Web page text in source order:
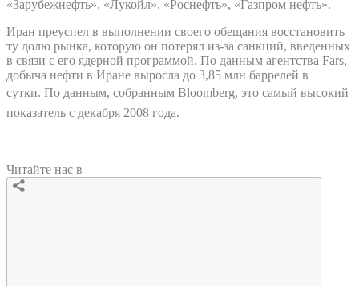
«Зарубежнефть», «Лукойл», «Роснефть», «Газпром нефть».
Иран преуспел в выполнении своего обещания восстановить
ту долю рынка, которую он потерял из-за санкций, введенных
в связи с его ядерной программой. По данным агентства Fars,
добыча нефти в Иране выросла до 3,85 млн баррелей в
сутки. По данным, собранным Bloomberg, это самый высокий
показатель с декабря 2008 года.
Читайте нас в